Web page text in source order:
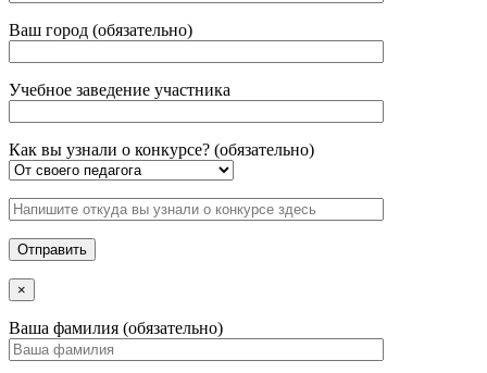
Ваш город (обязательно)
Учебное заведение участника
Как вы узнали о конкурсе? (обязательно)
×
Ваша фамилия (обязательно)